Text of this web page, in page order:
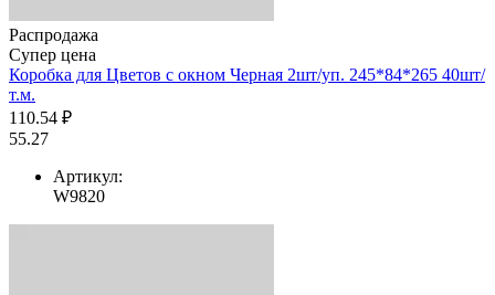
Распродажа
Супер цена
Коробка для Цветов с окном Черная 2шт/уп. 245*84*265 40шт/
т.м.
110.54 ₽
55.27
Артикул:
W9820